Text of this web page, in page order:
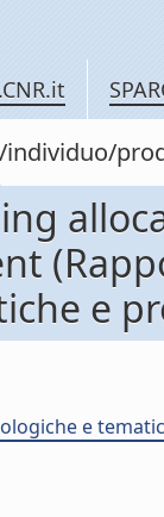
e
e